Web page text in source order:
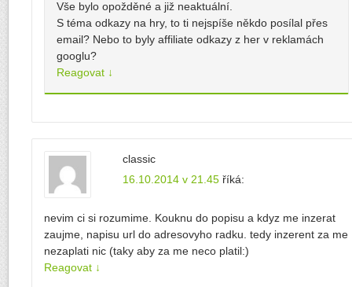
Vše bylo opožděné a již neaktuální.
S téma odkazy na hry, to ti nejspíše někdo posílal přes
email? Nebo to byly affiliate odkazy z her v reklamách
googlu?
Reagovat ↓
classic
16.10.2014 v 21.45 říká:
nevim ci si rozumime. Kouknu do popisu a kdyz me inzerat
zaujme, napisu url do adresovyho radku. tedy inzerent za me
nezaplati nic (taky aby za me neco platil:)
Reagovat ↓